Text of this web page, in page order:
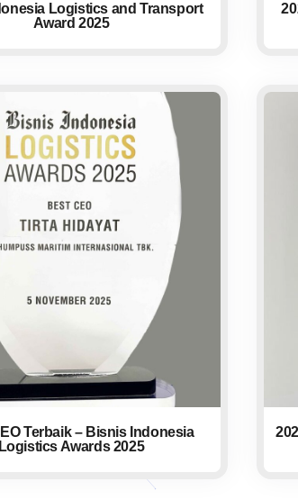
Logistics and Transport
Award 2025
Terbaik – Bisnis Indonesia
Logistics Awards 2025